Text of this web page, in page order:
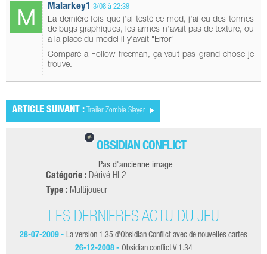
Malarkey1 3/08 à 22:39
La dernière fois que j'ai testé ce mod, j'ai eu des tonnes
de bugs graphiques, les armes n'avait pas de texture, ou
a la place du model il y'avait "Error"
Comparé a Follow freeman, ça vaut pas grand chose je
trouve.
ARTICLE SUIVANT : Trailer Zombie Slayer
OBSIDIAN CONFLICT
Pas d'ancienne image
Catégorie : Dérivé HL2
Type : Multijoueur
LES DERNIÈRES ACTU DU JEU
28-07-2009 - La version 1.35 d'Obsidian Conflict avec de nouvelles cartes
26-12-2008 - Obsidian conflict V 1.34